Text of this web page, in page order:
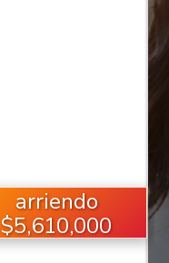
arriendo
$5,610,000